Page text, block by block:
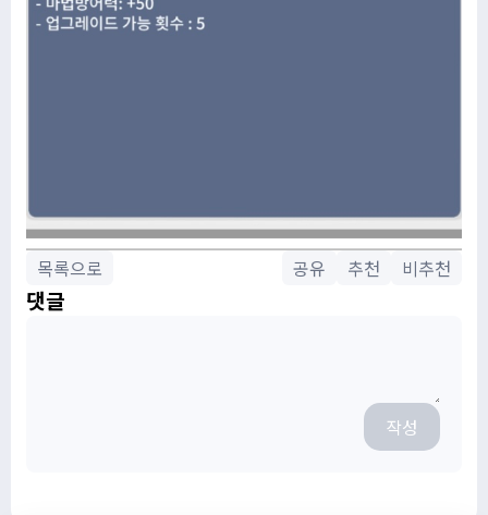
목록으로 공유 추천 비추천
댓글
작성